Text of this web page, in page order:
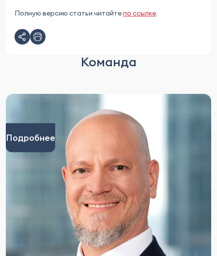
Полную версию статьи читайтепо ссылке.
Команда
Подробнее